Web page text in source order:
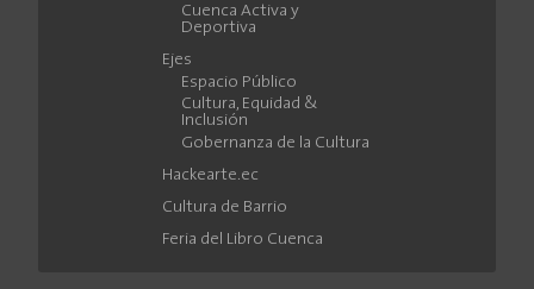
Cuenca Activa y
Deportiva
Ejes
Espacio Público
Cultura, Equidad &
Inclusión
Gobernanza de la Cultura
Hackearte.ec
Cultura de Barrio
Feria del Libro Cuenca